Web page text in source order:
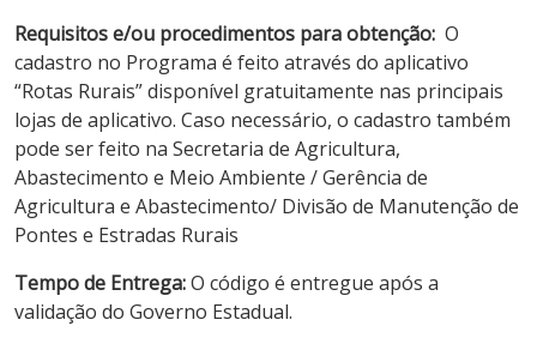
Requisitos e/ou procedimentos para obtenção: O
cadastro no Programa é feito através do aplicativo
“Rotas Rurais” disponível gratuitamente nas principais
lojas de aplicativo. Caso necessário, o cadastro também
pode ser feito na Secretaria de Agricultura,
Abastecimento e Meio Ambiente / Gerência de
Agricultura e Abastecimento/ Divisão de Manutenção de
Pontes e Estradas Rurais
Tempo de Entrega:O código é entregue após a
validação do Governo Estadual.